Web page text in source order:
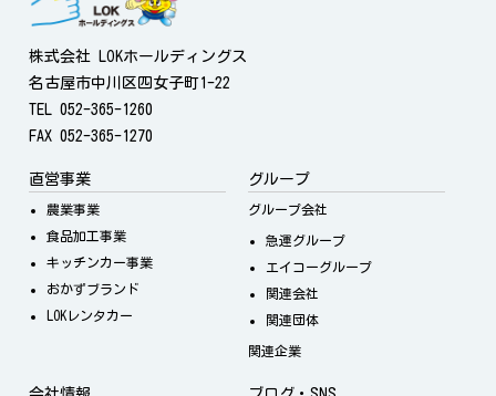
株式会社 LOKホールディングス
名古屋市中川区四女子町1-22
TEL 052-365-1260
FAX 052-365-1270
直営事業
農業事業
食品加工事業
キッチンカー事業
おかずブランド
LOKレンタカー
グループ
グループ会社
急運グループ
エイコーグループ
関連会社
関連団体
関連企業